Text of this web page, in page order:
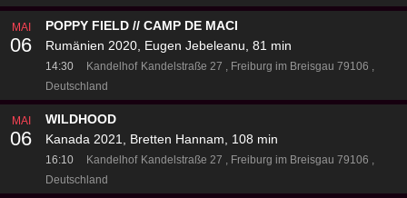
MAI
06
POPPY FIELD // CAMP DE MACI
Rumänien 2020, Eugen Jebeleanu, 81 min
14:30 Kandelhof Kandelstraße 27
Freiburg im Breisgau 79106
Deutschland
MAI
06
WILDHOOD
Kanada 2021, Bretten Hannam, 108 min
16:10 Kandelhof Kandelstraße 27
Freiburg im Breisgau 79106
Deutschland